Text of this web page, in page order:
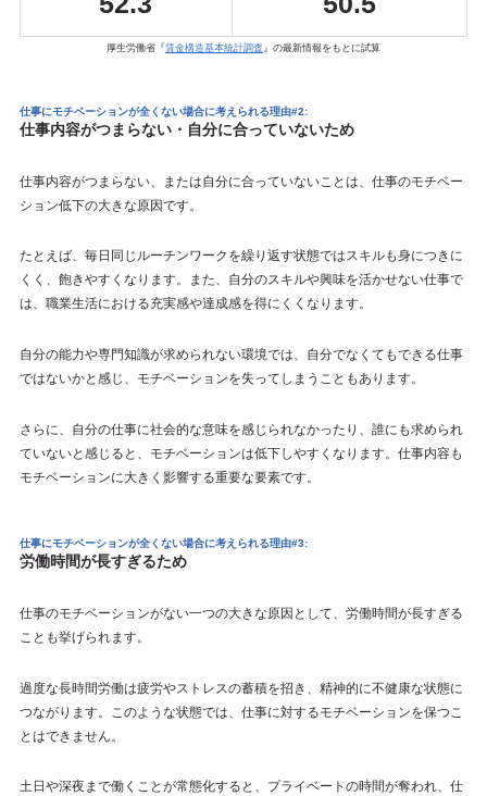
厚生労働省『賃金構造基本統計調査 』の最新情報をもとに試算
仕事にモチベーションが全くない場合に考えられる理由#2:
仕事内容がつまらない・自分に合っていないため
仕事内容がつまらない、または自分に合っていないことは、仕事のモチベー
ション低下の大きな原因です。
たとえば、毎日同じルーチンワークを繰り返す状態ではスキルも身につきに
くく、飽きやすくなります。また、自分のスキルや興味を活かせない仕事で
は、職業生活における充実感や達成感を得にくくなります。
自分の能力や専門知識が求められない環境では、自分でなくてもできる仕事
ではないかと感じ、モチベーションを失ってしまうこともあります。
さらに、自分の仕事に社会的な意味を感じられなかったり、誰にも求められ
ていないと感じると、モチベーションは低下しやすくなります。仕事内容も
モチベーションに大きく影響する重要な要素です。
仕事にモチベーションが全くない場合に考えられる理由#3:
労働時間が長すぎるため
仕事のモチベーションがない一つの大きな原因として、労働時間が長すぎる
ことも挙げられます。
過度な長時間労働は疲労やストレスの蓄積を招き、精神的に不健康な状態に
つながります。このような状態では、仕事に対するモチベーションを保つこ
とはできません。
土日や深夜まで働くことが常態化すると、プライベートの時間が奪われ、仕